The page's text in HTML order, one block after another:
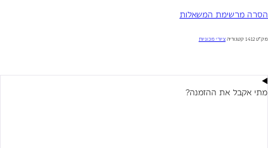
הסרה מרשימת המשאלות
מק"ט 1412 קטגוריה ציורי מכוניות
מתי אקבל את ההזמנה?